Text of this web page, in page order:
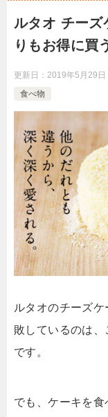
ルタオ チー
りもお得に買
更新日： 2019年5月29日
食べ物
ルタオのチーズ
敗しているのは
です。
でも、ケーキを